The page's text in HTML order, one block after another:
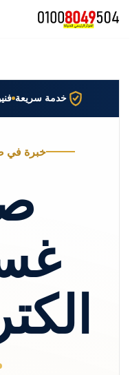
خدمة سريعة
خبرة في